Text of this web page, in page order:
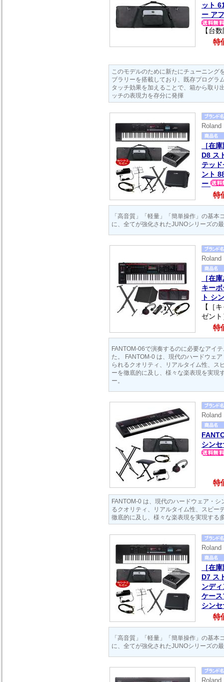
ット
ー ア
【台
特
このモデルのために新たにチューニング
ブラリーを搭載しており、既存プログラ
タッチ効果を加えることで、箱から取り
ッチの表現力を存分に発揮
［在
D8 ス
テッ
ント
ー
特
「高音質」「軽量」「簡単操作」の基本
に、全てが強化されたJUNOシリーズの
［在
キー
ト シ
【［
ゼン
特
FANTOM-06で演奏するのに必要なアイ
た。 FANTOM-0 は、現代のハードウェ
られるクオリティ、リアルタイム性、ス
ーを徹底的に及し、様々な楽表現を実現
ー。
シン
特
FANTOM-0 は、現代のハードウェア・
るクオリティ、リアルタイム性、スピー
徹底的に及し、様々な楽表現を実現する
［在
D7 ス
ンデ
ケー
シン
特
「高音質」「軽量」「簡単操作」の基本
に、全てが強化されたJUNOシリーズの